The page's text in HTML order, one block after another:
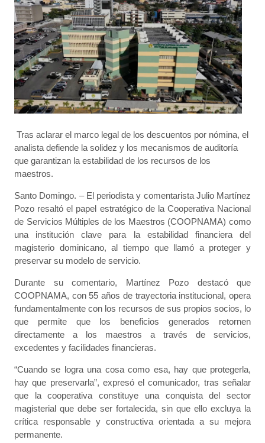
Tras aclarar el marco legal de los descuentos por nómina, el
analista defiende la solidez y los mecanismos de auditoría
que garantizan la estabilidad de los recursos de los
maestros.
Santo Domingo. – El periodista y comentarista Julio Martínez
Pozo resaltó el papel estratégico de la Cooperativa Nacional
de Servicios Múltiples de los Maestros (COOPNAMA) como
una institución clave para la estabilidad financiera del
magisterio dominicano, al tiempo que llamó a proteger y
preservar su modelo de servicio.
Durante su comentario, Martínez Pozo destacó que
COOPNAMA, con 55 años de trayectoria institucional, opera
fundamentalmente con los recursos de sus propios socios, lo
que permite que los beneficios generados retornen
directamente a los maestros a través de servicios,
excedentes y facilidades financieras.
“Cuando se logra una cosa como esa, hay que protegerla,
hay que preservarla”, expresó el comunicador, tras señalar
que la cooperativa constituye una conquista del sector
magisterial que debe ser fortalecida, sin que ello excluya la
crítica responsable y constructiva orientada a su mejora
permanente.